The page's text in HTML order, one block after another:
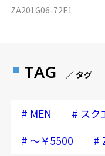
ZA201G06-72E1
TAG ／ タグ
# MEN # スク
# ～￥5500 #